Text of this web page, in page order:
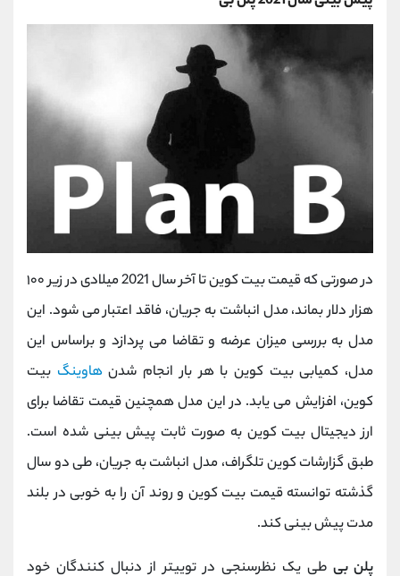
در صورتی که قیمت بیت کوین تا آخر سال 2021 میلادی در زیر ۱۰۰
هزار دلار بماند، مدل انباشت به جریان، فاقد اعتبار می شود. این
مدل به بررسی میزان عرضه و تقاضا می پردازد و براساس این
مدل، کمیابی بیت کوین با هر بار انجام شدنهاوینگ بیت
کوین، افزایش می یابد. در این مدل همچنین قیمت تقاضا برای
ارز دیجیتال بیت کوین به صورت ثابت پیش بینی شده است.
طبق گزارشات کوین تلگراف، مدل انباشت به جریان، طی دو سال
گذشته توانسته قیمت بیت کوین و روند آن را به خوبی در بلند
مدت پیش بینی کند.
پلن بی طی یک نظرسنجی در توییتر از دنبال کنندگان خود